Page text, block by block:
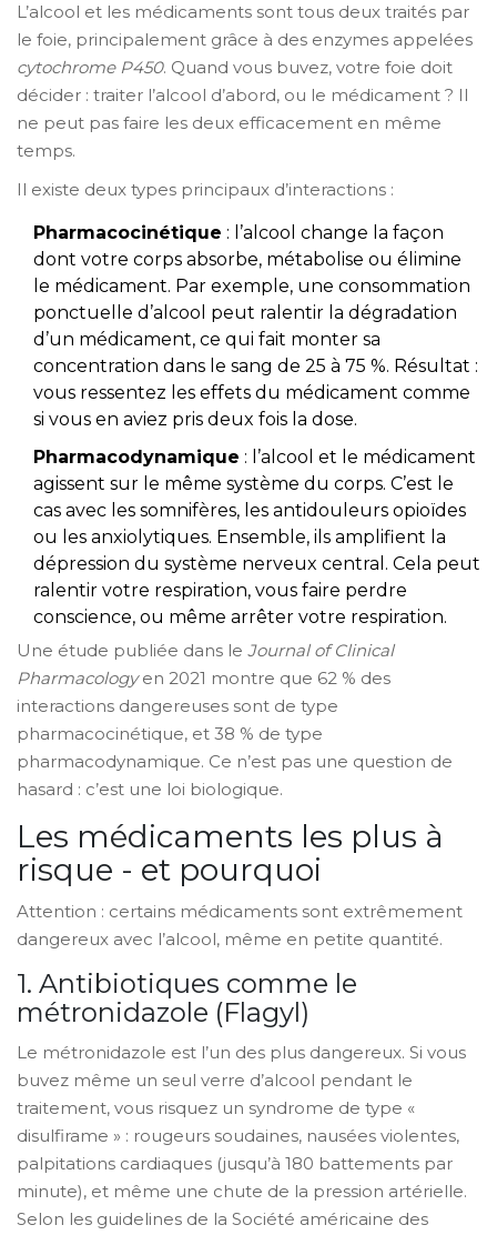
L’alcool et les médicaments sont tous deux traités par
le foie, principalement grâce à des enzymes appelées
cytochrome P450. Quand vous buvez, votre foie doit
décider : traiter l’alcool d’abord, ou le médicament ? Il
ne peut pas faire les deux efficacement en même
temps.
Il existe deux types principaux d’interactions :
Pharmacocinétique : l’alcool change la façon
dont votre corps absorbe, métabolise ou élimine
le médicament. Par exemple, une consommation
ponctuelle d’alcool peut ralentir la dégradation
d’un médicament, ce qui fait monter sa
concentration dans le sang de 25 à 75 %. Résultat :
vous ressentez les effets du médicament comme
si vous en aviez pris deux fois la dose.
Pharmacodynamique : l’alcool et le médicament
agissent sur le même système du corps. C’est le
cas avec les somnifères, les antidouleurs opioïdes
ou les anxiolytiques. Ensemble, ils amplifient la
dépression du système nerveux central. Cela peut
ralentir votre respiration, vous faire perdre
conscience, ou même arrêter votre respiration.
Une étude publiée dans le Journal of Clinical
Pharmacologyen 2021 montre que 62 % des
interactions dangereuses sont de type
pharmacocinétique, et 38 % de type
pharmacodynamique. Ce n’est pas une question de
hasard : c’est une loi biologique.
Les médicaments les plus à
risque - et pourquoi
Attention : certains médicaments sont extrêmement
dangereux avec l’alcool, même en petite quantité.
1. Antibiotiques comme le
métronidazole (Flagyl)
Le métronidazole est l’un des plus dangereux. Si vous
buvez même un seul verre d’alcool pendant le
traitement, vous risquez un syndrome de type «
disulfirame » : rougeurs soudaines, nausées violentes,
palpitations cardiaques (jusqu’à 180 battements par
minute), et même une chute de la pression artérielle.
Selon les guidelines de la Société américaine des